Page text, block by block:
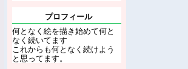
プロフィール
何となく絵を描き始めて何と
なく続いてます
これからも何となく続けよう
と思ってます。